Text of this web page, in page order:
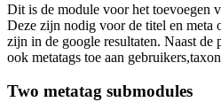
Dit is de module voor het toevoegen
Deze zijn nodig voor de titel en meta
zijn in de google resultaten. Naast de
ook metatags toe aan
Two metatag submodules